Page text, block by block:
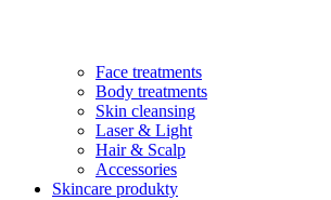
Face treatments
Body treatments
Skin cleansing
Laser & Light
Hair & Scalp
Accessories
Skincare produkty